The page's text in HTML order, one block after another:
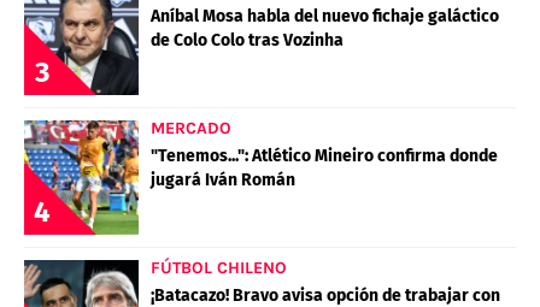
3
Aníbal Mosa habla del nuevo fichaje galáctico
de Colo Colo tras Vozinha
4
MERCADO
"Tenemos...": Atlético Mineiro confirma donde
jugará Iván Román
FÚTBOL CHILENO
¡Batacazo! Bravo avisa opción de trabajar con